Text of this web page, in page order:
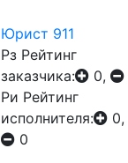
Юрист 911
Рз Рейтинг
заказчика:
0,
Ри Рейтинг
исполнителя:
0,
0